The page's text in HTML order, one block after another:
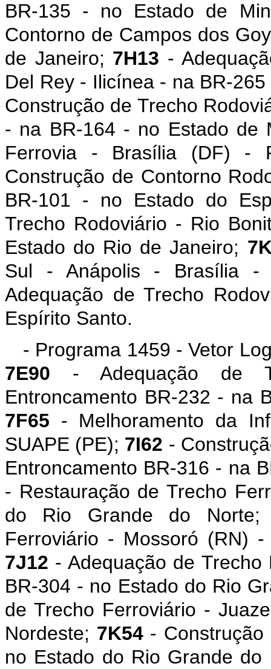
BR-135 - no Estado de
Contorno de Campos dos
de Janeiro; 7H13 -
Del Rey - Ilicínea - na BR-
Construção de Trecho
- na BR-164 - no Estado de
Ferrovia - Brasília (DF) -
Construção de Contorno
BR-101 - no Estado do
Trecho Rodoviário - Rio
Estado do Rio de Janeiro;
Sul - Anápolis - Brasília -
Adequação de Trecho
Espírito Santo.
- Programa 1459 - Vetor
7E90 - Adequação de
Entroncamento BR-232 - na
7F65 - Melhoramento da
SUAPE (PE); 7I62 -
Entroncamento BR-316 - na
- Restauração de Trecho
do Rio Grande do
Ferroviário - Mossoró (RN)
7J12 - Adequação de
BR-304 - no Estado do Rio
de Trecho Ferroviário -
Nordeste; 7K54- Construção
no Estado do Rio Grande